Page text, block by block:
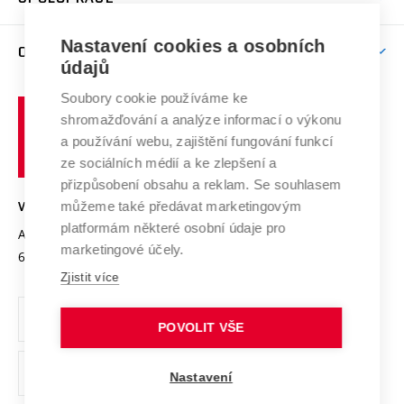
Brno
E-přihláška
Závěrečné práce
Doktorské studium
Studium bez bariér
Podpora podnikání
Mezinárodní vědecká rada
Systém zajišťování kvality výzkumu
Výzkumné infrastruktury
Transfer znalostí
Open Science
Projekty
Projekty ze strukturálních fondů
Specifický výzkum
Zahraniční spolupráce
Spolupráce se školami
Služby univerzity
Mezinárodní dohody
Univerzitní sítě
O UNIVERZITĚ
Profil univerzity
Udržitelná univerzita
Podnikavá univerzita / ContriBUTe
Bezpečná univerzita
Vyznamenání
Organizační struktura
Ochrana osobních údajů
odkaz)
učení
technické
VYSOKÉ UČENÍ TECHNICKÉ V BRNĚ
Antonínská 548/1
602 00 Brno
www.vut.cz
vut@vutbr.cz
Nastavení cookies a osobních
údajů
Soubory cookie používáme ke
shromažďování a analýze informací o výkonu
a používání webu, zajištění fungování funkcí
ze sociálních médií a ke zlepšení a
přizpůsobení obsahu a reklam. Se souhlasem
můžeme také předávat marketingovým
platformám některé osobní údaje pro
marketingové účely.
Zjistit více
POVOLIT VŠE
Nastavení